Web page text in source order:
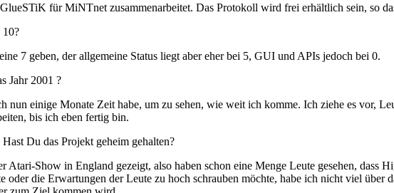
für MiNTnet zusammenarbeitet. Das Protokoll wird frei erhältlich sein, so
7 geben, der allgemeine Status liegt aber eher bei 5, GUI und APIs jedoch bei 0.
Jahr 2001 ?
nun einige Monate Zeit habe, um zu sehen, wie weit ich komme. Ich ziehe es vor,
bis ich eben fertig bin.
Du das Projekt geheim gehalten?
Atari-Show in England gezeigt, also haben schon eine Menge Leute gesehen, dass
die Erwartungen der Leute zu hoch schrauben möchte, habe ich nicht viel über